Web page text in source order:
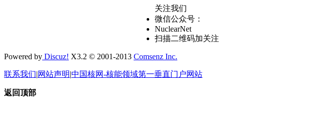
关注我们
微信公众号：
NuclearNet
扫描二维码加关注
Powered by Discuz! X3.2 © 2001-2013 Comsenz Inc.
联系我们|网站声明|中国核网-核能领域第一垂直门户网站
返回顶部